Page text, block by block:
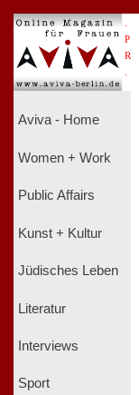
P
R
Aviva - Home
Women + Work
Public Affairs
Kunst + Kultur
Jüdisches Leben
Literatur
Interviews
Sport